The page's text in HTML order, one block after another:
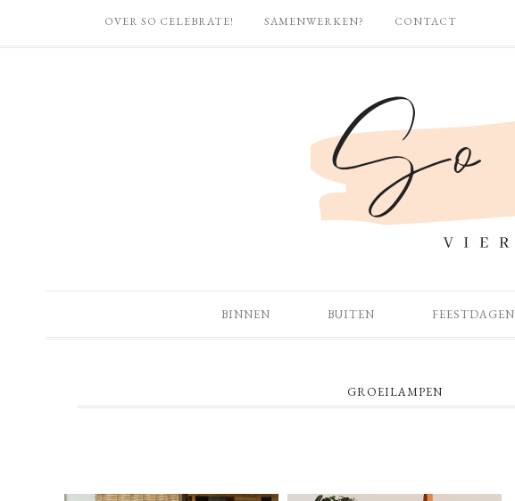
OVER SO CELEBRATE! SAMENWERKEN? CONTACT
BINNEN BUITEN FEESTDAGEN
GROEILAMPEN